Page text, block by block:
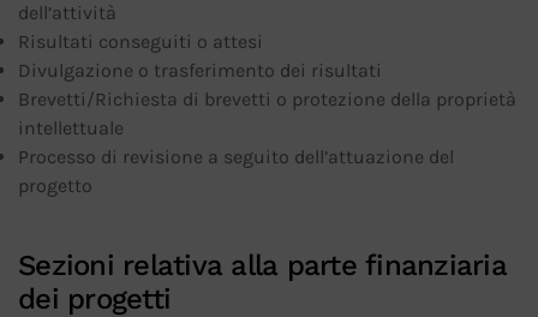
dell’attività
Risultati conseguiti o attesi
Divulgazione o trasferimento dei risultati
Brevetti/Richiesta di brevetti o protezione della proprietà
intellettuale
Processo di revisione a seguito dell’attuazione del
progetto
Sezioni relativa alla parte finanziaria
dei progetti